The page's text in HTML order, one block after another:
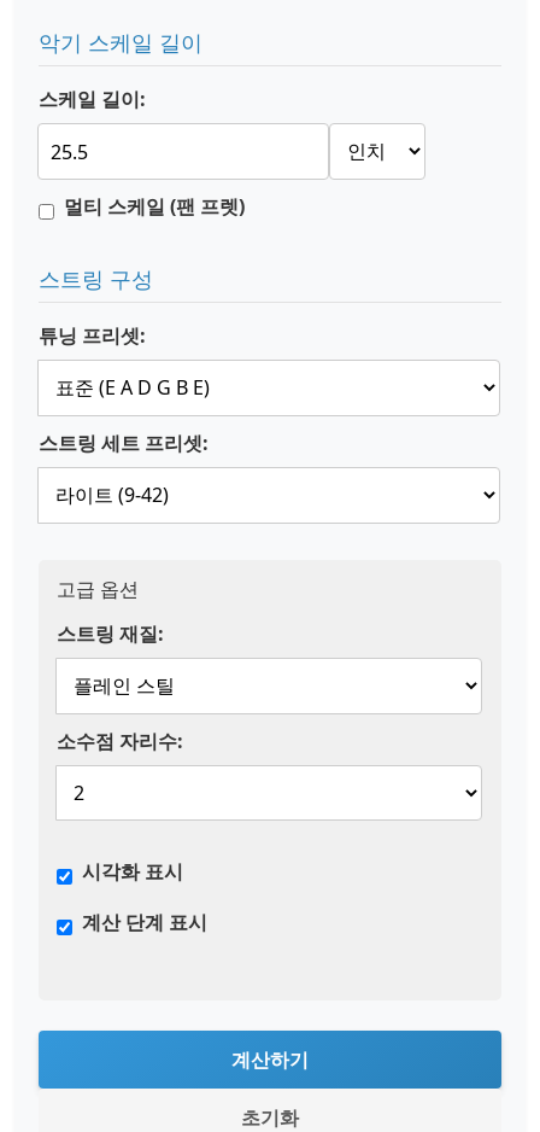
악기 스케일 길이
스케일 길이:
멀티 스케일 (팬 프렛)
스트링 구성
튜닝 프리셋:
스트링 세트 프리셋:
고급 옵션
스트링 재질:
소수점 자리수:
시각화 표시
계산 단계 표시
계산하기
초기화